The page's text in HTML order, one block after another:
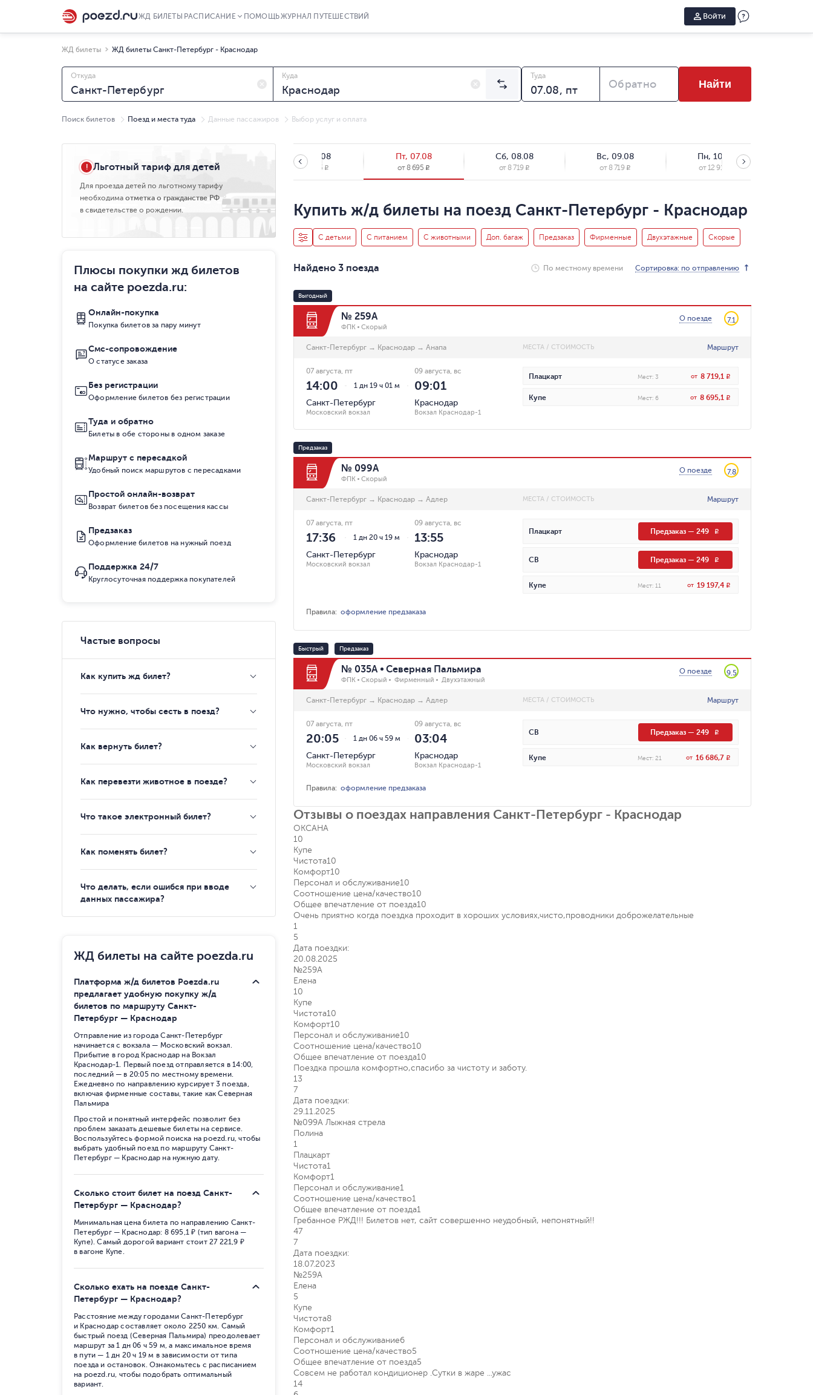
ЖД БИЛЕТЫ РАСПИСАНИЕ ПОМОЩЬЖУРНАЛ ПУТЕШЕСТВИЙ Войти
ЖД билеты ЖД билеты Санкт-Петербург - Краснодар
Откуда Куда Туда
Обратно Найти
Поиск билетов Поезд и места туда Данные пассажиров Выбор услуг и оплата
Чт, 06.08
от8 695 R
Пт, 07.08
от 8 695 R
Сб, 08.08
от8 719 R
Вс, 09.08
от8 719 R
Пн, 10.08
от12 917
Купить ж/д билеты на поезд Санкт-Петербург - Краснодар
С детьми С питанием С животными Доп. багаж Предзаказ Фирменные Двухэтажные Скорые
Найдено 3 поезда По местному времени Сортировка: по отправлению
Выгодный
№ 259А
ФПК Скорый
О поезде 7.1
Санкт-Петербург → Краснодар → Анапа МЕСТА / СТОИМОСТЬ Маршрут
1 дн 19 ч 01 м
07 августа, пт
14:00
Санкт-Петербург
Московский вокзал
09 августа, вс
09:01
Краснодар
Вокзал Краснодар-1
Плацкарт Мест: 3 от 8 719,1 R
Купе Мест: 6 от 8 695,1 R
Предзаказ
№ 099А
ФПК Скорый
О поезде 7.8
Санкт-Петербург → Краснодар → Адлер МЕСТА / СТОИМОСТЬ Маршрут
1 дн 20 ч 19 м
07 августа, пт
17:36
Санкт-Петербург
Московский вокзал
09 августа, вс
13:55
Краснодар
Вокзал Краснодар-1
Плацкарт Предзаказ— 249 R
СВ Предзаказ— 249 R
Купе Мест: 11 от 19 197,4 R
Правила:оформление предзаказа
Быстрый Предзаказ
№ 035А Северная Пальмира
ФПК Скорый Фирменный Двухэтажный
О поезде 9.5
Санкт-Петербург → Краснодар → Адлер МЕСТА / СТОИМОСТЬ Маршрут
1 дн 06 ч 59 м
07 августа, пт
20:05
Санкт-Петербург
Московский вокзал
09 августа, вс
03:04
Краснодар
Вокзал Краснодар-1
СВ Предзаказ— 249 R
Купе Мест: 21 от 16 686,7 R
Правила:оформление предзаказа
Отзывы о поездах направления Санкт-Петербург - Краснодар
ОКСАНА
10
Купе
Чистота10
Комфорт10
Персонал и обслуживание10
Соотношение цена/качество10
Общее впечатление от поезда10
Очень приятно когда поездка проходит в хороших условиях,чисто,проводники доброжелательные
1
5
Дата поездки:
20.08.2025
№259А
Елена
10
Купе
Чистота10
Комфорт10
Персонал и обслуживание10
Соотношение цена/качество10
Общее впечатление от поезда10
Поездка прошла комфортно,спасибо за чистоту и заботу.
13
7
Дата поездки:
29.11.2025
№099А Лыжная стрела
Полина
1
Плацкарт
Чистота1
Комфорт1
Персонал и обслуживание1
Соотношение цена/качество1
Общее впечатление от поезда1
Гребанное РЖД!!! Билетов нет, сайт совершенно неудобный, непонятный!!
47
7
Дата поездки:
18.07.2023
№259А
Елена
5
Купе
Чистота8
Комфорт1
Персонал и обслуживание6
Соотношение цена/качество5
Общее впечатление от поезда5
Совсем не работал кондиционер .Сутки в жаре ...ужас
14
Льготный тариф для детей
Для проезда детей по льготному тарифу
необходима отметка о гражданстве РФ
в свидетельстве о рождении.
Плюсы покупки жд билетов
на сайте poezda.ru:
Онлайн-покупка
Покупка билетов за пару минут
Смс-сопровождение
О статусе заказа
Без регистрации
Оформление билетов без регистрации
Туда и обратно
Билеты в обе стороны в одном заказе
Маршрут с пересадкой
Удобный поиск маршрутов с пересадками
Простой онлайн-возврат
Возврат билетов без посещения кассы
Предзаказ
Оформление билетов на нужный поезд
Поддержка 24/7
Круглосуточная поддержка покупателей
Частые вопросы
Как купить жд билет?
Что нужно, чтобы сесть в поезд?
Как вернуть билет?
Как перевезти животное в поезде?
Что такое электронный билет?
Как поменять билет?
Что делать, если ошибся при вводе
данных пассажира?
ЖД билеты на сайте poezda.ru
Платформа ж/д билетов Poezda.ru
предлагает удобную покупку ж/д
билетов по маршруту Санкт-
Петербург — Краснодар
Отправление из города Санкт-Петербург
начинается с вокзала — Московский вокзал.
Прибытие в город Краснодар на Вокзал
Краснодар-1. Первый поезд отправляется в 14:00,
последний — в 20:05 по местному времени.
Ежедневно по направлению курсирует 3 поезда,
включая фирменные составы, такие как Северная
Пальмира
Простой и понятный интерфейс позволит без
проблем заказать дешевые билеты на сервисе.
Воспользуйтесь формой поиска на poezd.ru, чтобы
выбрать удобный поезд по маршруту Санкт-
Петербург — Краснодар на нужную дату.
Сколько стоит билет на поезд Санкт-
Петербург — Краснодар?
Минимальная цена билета по направлению Санкт-
Петербург — Краснодар: 8 695,1 ₽ (тип вагона —
Купе). Самый дорогой вариант стоит 27 221,9 ₽
в вагоне Купе.
Сколько ехать на поезде Санкт-
Петербург — Краснодар?
Расстояние между городами Санкт-Петербург
и Краснодар составляет около 2250 км. Самый
быстрый поезд (Северная Пальмира) преодолевает
маршрут за 1 дн 06 ч 59 м, а максимальное время
в пути — 1 дн 20 ч 19 м в зависимости от типа
поезда и остановок. Ознакомьтесь с расписанием
на poezd.ru, чтобы подобрать оптимальный
вариант.